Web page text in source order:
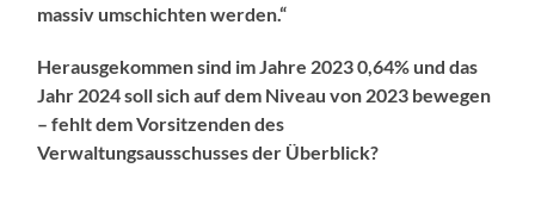
massiv umschichten werden.“
Herausgekommen sind im Jahre 2023 0,64% und das
Jahr 2024 soll sich auf dem Niveau von 2023 bewegen
– fehlt dem Vorsitzenden des
Verwaltungsausschusses der Überblick?